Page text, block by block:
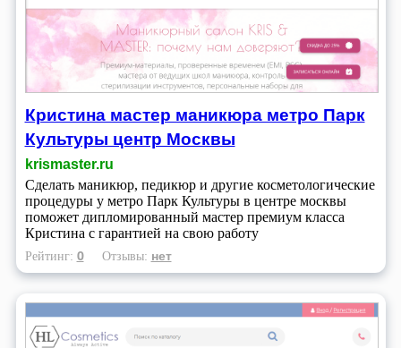
Кристина мастер маникюра метро Парк
Культуры центр Москвы
krismaster.ru
Сделать маникюр, педикюр и другие косметологические
процедуры у метро Парк Культуры в центре москвы
поможет дипломированный мастер премиум класса
Кристина с гарантией на свою работу
Рейтинг: 0 Отзывы: нет